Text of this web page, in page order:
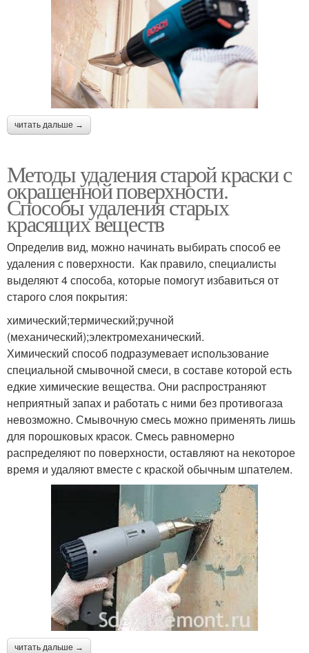
читать дальше →
Методы удаления старой краски с
окрашенной поверхности.
Способы удаления старых
красящих веществ
Определив вид, можно начинать выбирать способ ее
удаления с поверхности. Как правило, специалисты
выделяют 4 способа, которые помогут избавиться от
старого слоя покрытия:
химический;термический;ручной
(механический);электромеханический.
Химический способ подразумевает использование
специальной смывочной смеси, в составе которой есть
едкие химические вещества. Они распространяют
неприятный запах и работать с ними без противогаза
невозможно. Смывочную смесь можно применять лишь
для порошковых красок. Смесь равномерно
распределяют по поверхности, оставляют на некоторое
время и удаляют вместе с краской обычным шпателем.
читать дальше →